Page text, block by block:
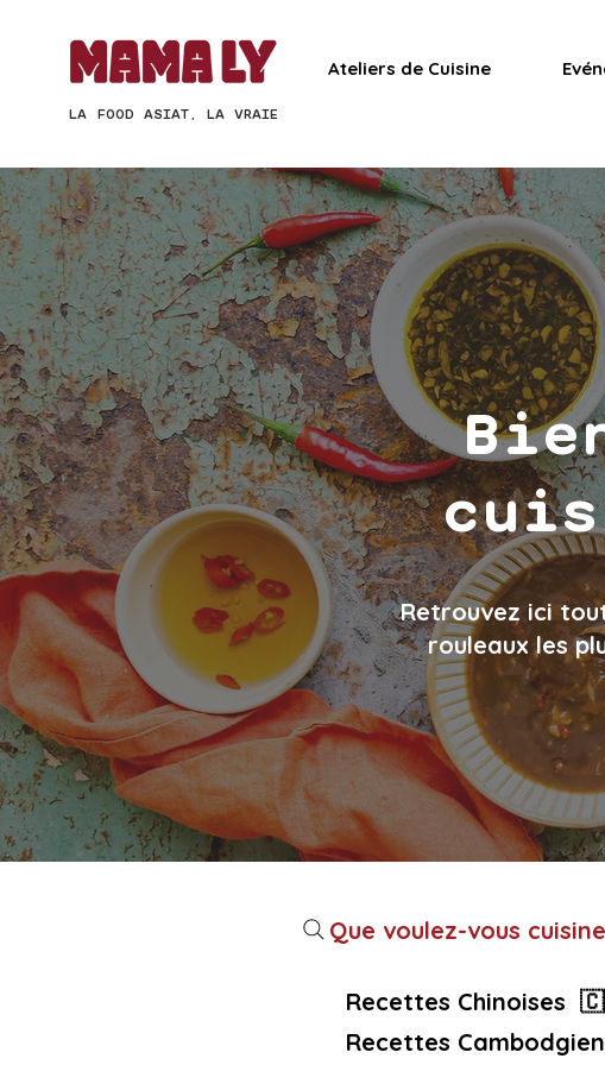
LA FOOD ASIAT, LA VRAIE
Ateliers de Cuisine
Retrouvez ici
rouleaux les
Que voulez-vous
Recettes Chinoises
Recettes